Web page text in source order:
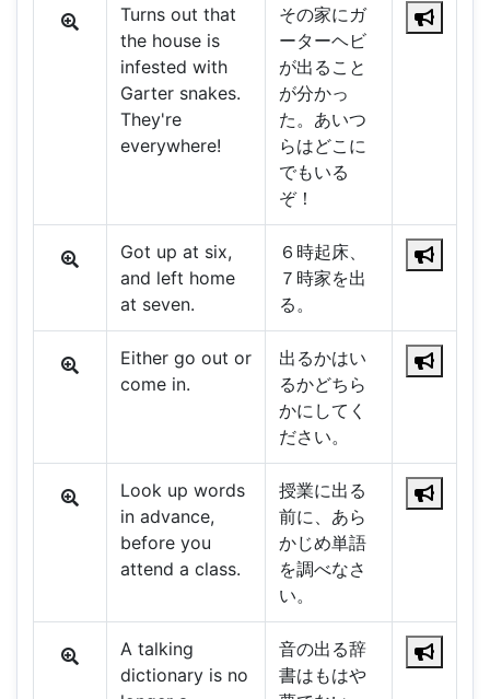
Turns out that
the house is
infested with
Garter snakes.
They're
everywhere!
その家にガ
ーターヘビ
が出ること
が分かっ
た。あいつ
らはどこに
でもいる
ぞ！
Got up at six,
and left home
at seven.
６時起床、
７時家を出
る。
Either go out or
come in.
出るかはい
るかどちら
かにしてく
ださい。
Look up words
in advance,
before you
attend a class.
授業に出る
前に、あら
かじめ単語
を調べなさ
い。
A talking
dictionary is no
音の出る辞
書はもはや